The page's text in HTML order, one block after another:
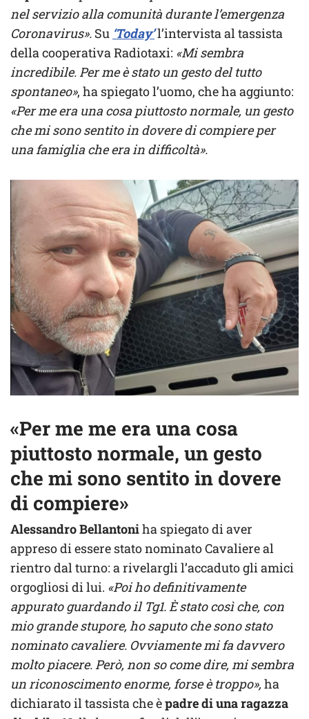
nel servizio alla comunità durante l’emergenza
Coronavirus». Su ‘Today’l’intervista al tassista
della cooperativa Radiotaxi: «Mi sembra
incredibile. Per me è stato un gesto del tutto
spontaneo», ha spiegato l’uomo, che ha aggiunto:
«Per me era una cosa piuttosto normale, un gesto
che mi sono sentito in dovere di compiere per
una famiglia che era in difficoltà».
«Per me me era una cosa
piuttosto normale, un gesto
che mi sono sentito in dovere
di compiere»
Alessandro Bellantoniha spiegato di aver
appreso di essere stato nominato Cavaliere al
rientro dal turno: a rivelargli l’accaduto gli amici
orgogliosi di lui. «Poi ho definitivamente
appurato guardando il Tg1. È stato così che, con
mio grande stupore, ho saputo che sono stato
nominato cavaliere. Ovviamente mi fa davvero
molto piacere. Però, non so come dire, mi sembra
un riconoscimento enorme, forse è troppo»,ha
dichiarato il tassista che èpadre di una ragazza